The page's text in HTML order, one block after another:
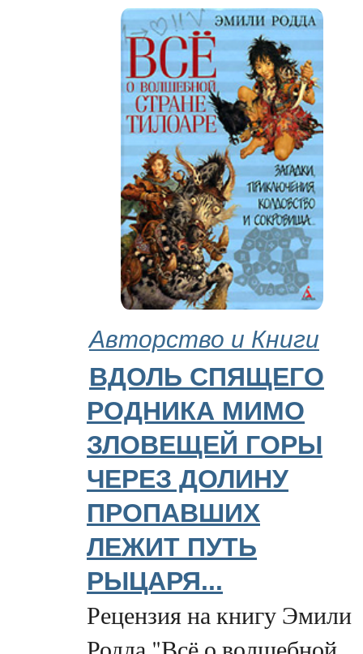
Авторство и Книги
ВДОЛЬ СПЯЩЕГО
РОДНИКА МИМО
ЗЛОВЕЩЕЙ ГОРЫ
ЧЕРЕЗ ДОЛИНУ
ПРОПАВШИХ
ЛЕЖИТ ПУТЬ
РЫЦАРЯ...
Рецензия на книгу Эмили